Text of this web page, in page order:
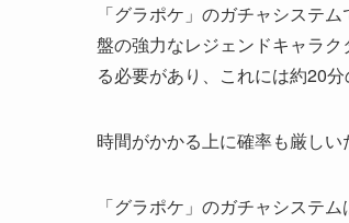
「グラポケ」のガチャシステ
盤の強力なレジェンドキャラ
る必要があり、これには約20
時間がかかる上に確率も厳しい
「グラポケ」のガチャシステ